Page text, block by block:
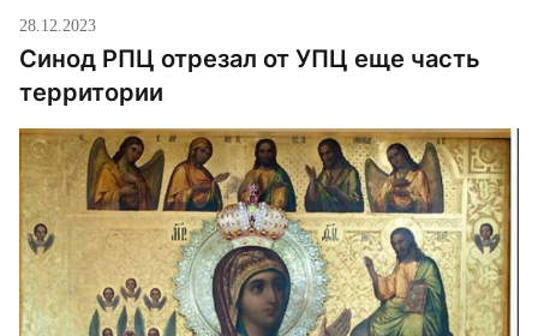
28.12.2023
Синод РПЦ отрезал от УПЦ еще часть
территории